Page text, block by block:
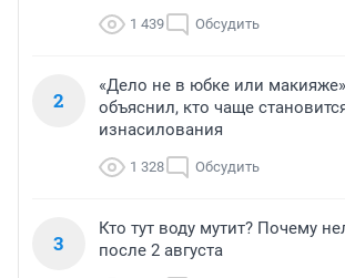
1 439 Обсудить
2
«Дело не в юбке или
объяснил, кто чаще
изнасилования
1 328 Обсудить
3
Кто тут воду мутит? Почему
после 2 августа